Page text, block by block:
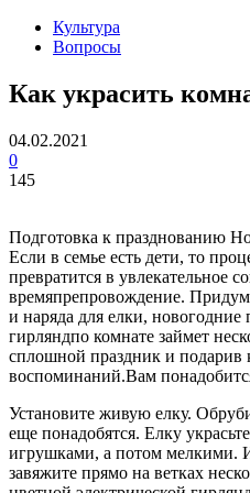
Культура
Вопросы
Как украсить
04.02.2021
0
145
Подготовка к празднованию
Если в семье есть дети, то
превратится в увлекательное
времяпрепровождение.
и наряда для елки,
гирляндпо комнате займет
сплошной праздник и подарив
воспоминаний.Вам
Установите живую елку.
еще понадобятся. Елку
игрушками, а потом мелкими.
завяжите прямо на ветках